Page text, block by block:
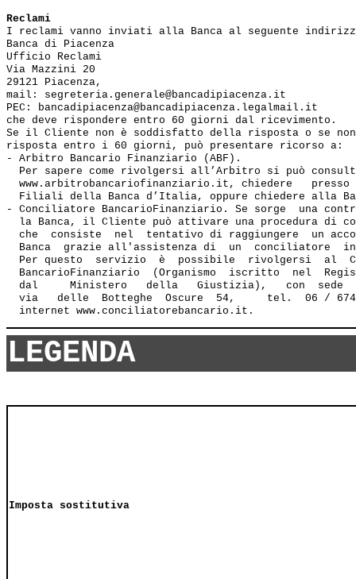
Reclami
I reclami vanno inviati alla Banca al seguente
Banca di Piacenza
Ufficio Reclami
Via Mazzini 20
29121 Piacenza,
mail: segreteria.generale@bancadipiacenza.it
PEC: bancadipiacenza@bancadipiacenza.legalmail.it
che deve rispondere entro 60 giorni dal ricevimento.
Se il Cliente non è soddisfatto della risposta o se
risposta entro i 60 giorni, può presentare ricorso a:
- Arbitro Bancario Finanziario (ABF).
Per sapere come rivolgersi all’Arbitro si può
www.arbitrobancariofinanziario.it, chiedere   presso
Filiali della Banca d’Italia, oppure chiedere alla
- Conciliatore BancarioFinanziario. Se sorge  una
la Banca, il Cliente può attivare una procedura di
che  consiste  nel  tentativo di raggiungere  un
Banca  grazie all'assistenza di  un  conciliatore
Per questo  servizio  è  possibile  rivolgersi  al
BancarioFinanziario  (Organismo  iscritto  nel
dal     Ministero   della   Giustizia),   con  sede
via   delle  Botteghe  Oscure  54,     tel.  06 /
LEGENDA
Imposta sostitutiva